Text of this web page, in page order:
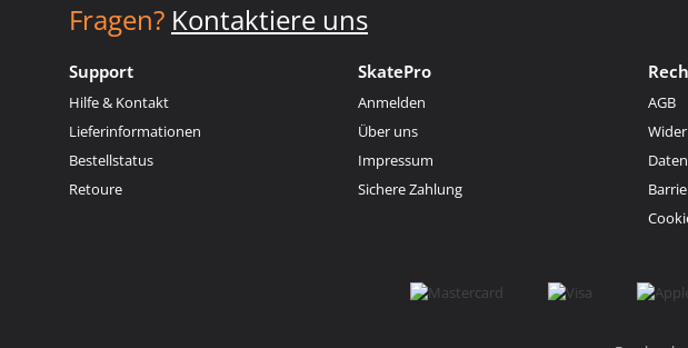
Fragen? Kontaktiere uns
Support
Hilfe & Kontakt
Lieferinformationen
Bestellstatus
Retoure
SkatePro
Anmelden
Über uns
Impressum
Sichere Zahlung
AGB